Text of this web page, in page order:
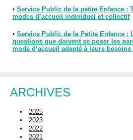
• Service Public de la petite Enfance :
modes d’accueil individuel et collectif
• Service Public de la Petite Enfance :
questions que doivent se poser les
mode d’accueil adapté à leurs
ARCHIVES
2025
2023
2022
2021